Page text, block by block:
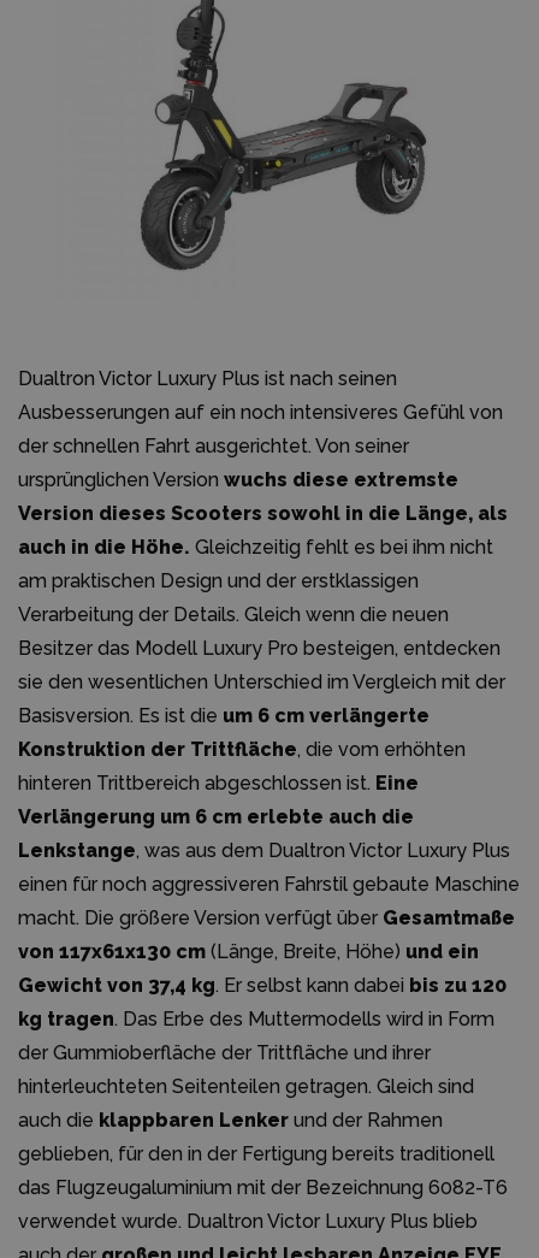
Dualtron Victor Luxury Plus ist nach seinen
Ausbesserungen auf ein noch intensiveres Gefühl von
der schnellen Fahrt ausgerichtet. Von seiner
ursprünglichen Version wuchs diese extremste
Version dieses Scooters sowohl in die Länge, als
auch in die Höhe. Gleichzeitig fehlt es bei ihm nicht
am praktischen Design und der erstklassigen
Verarbeitung der Details. Gleich wenn die neuen
Besitzer das Modell Luxury Pro besteigen, entdecken
sie den wesentlichen Unterschied im Vergleich mit der
Basisversion. Es ist die um 6 cm verlängerte
Konstruktion der Trittfläche, die vom erhöhten
hinteren Trittbereich abgeschlossen ist. Eine
Verlängerung um 6 cm erlebte auch die
Lenkstange, was aus dem Dualtron Victor Luxury Plus
einen für noch aggressiveren Fahrstil gebaute Maschine
macht. Die größere Version verfügt über Gesamtmaße
von 117x61x130 cm (Länge, Breite, Höhe) und ein
Gewicht von 37,4 kg. Er selbst kann dabei bis zu 120
kg tragen. Das Erbe des Muttermodells wird in Form
der Gummioberfläche der Trittfläche und ihrer
hinterleuchteten Seitenteilen getragen. Gleich sind
auch die klappbaren Lenker und der Rahmen
geblieben, für den in der Fertigung bereits traditionell
das Flugzeugaluminium mit der Bezeichnung 6082-T6
verwendet wurde. Dualtron Victor Luxury Plus blieb